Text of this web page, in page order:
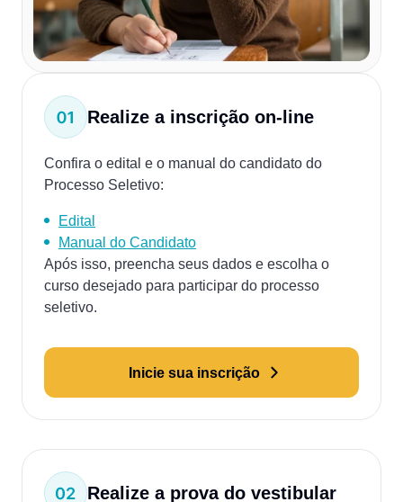
Realize a inscrição on-line
Confira o edital e o manual do candidato do
Processo Seletivo:
Edital
Manual do Candidato
Após isso, preencha seus dados e escolha o
curso desejado para participar do processo
seletivo.
Inicie sua inscrição
Realize a prova do vestibular